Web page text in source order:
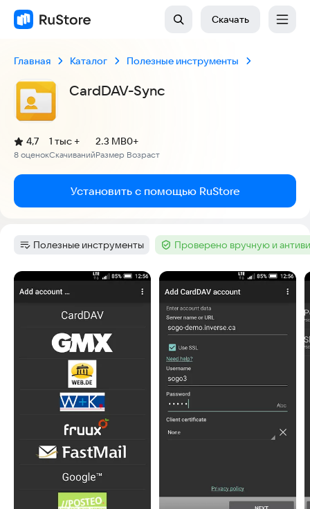
Скачать
Главная Каталог Полезные инструменты
CardDAV-Sync
Рейтинг:
4,7
(
8 оценок
)
Скачиваний
1 тыс +
Размер
2.3 MB
Возраст
0+
Установить с помощью RuStore
Категория:
Полезные инструменты Тег :Проверено вручную и
Скриншоты